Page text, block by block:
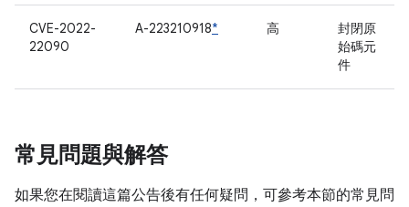
CVE-2022-
22090
A-223210918* 高
封閉原
始碼元
件
常見問題與解答
如果您在閱讀這篇公告後有任何疑問，可參考本節的常見問